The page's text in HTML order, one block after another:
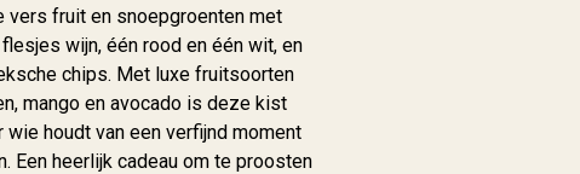
vers fruit en snoepgroenten met
wijn, één rood en één wit, en
chips. Met luxe fruitsoorten
mango en avocado is deze kist
houdt van een verfijnd moment
Een heerlijk cadeau om te proosten